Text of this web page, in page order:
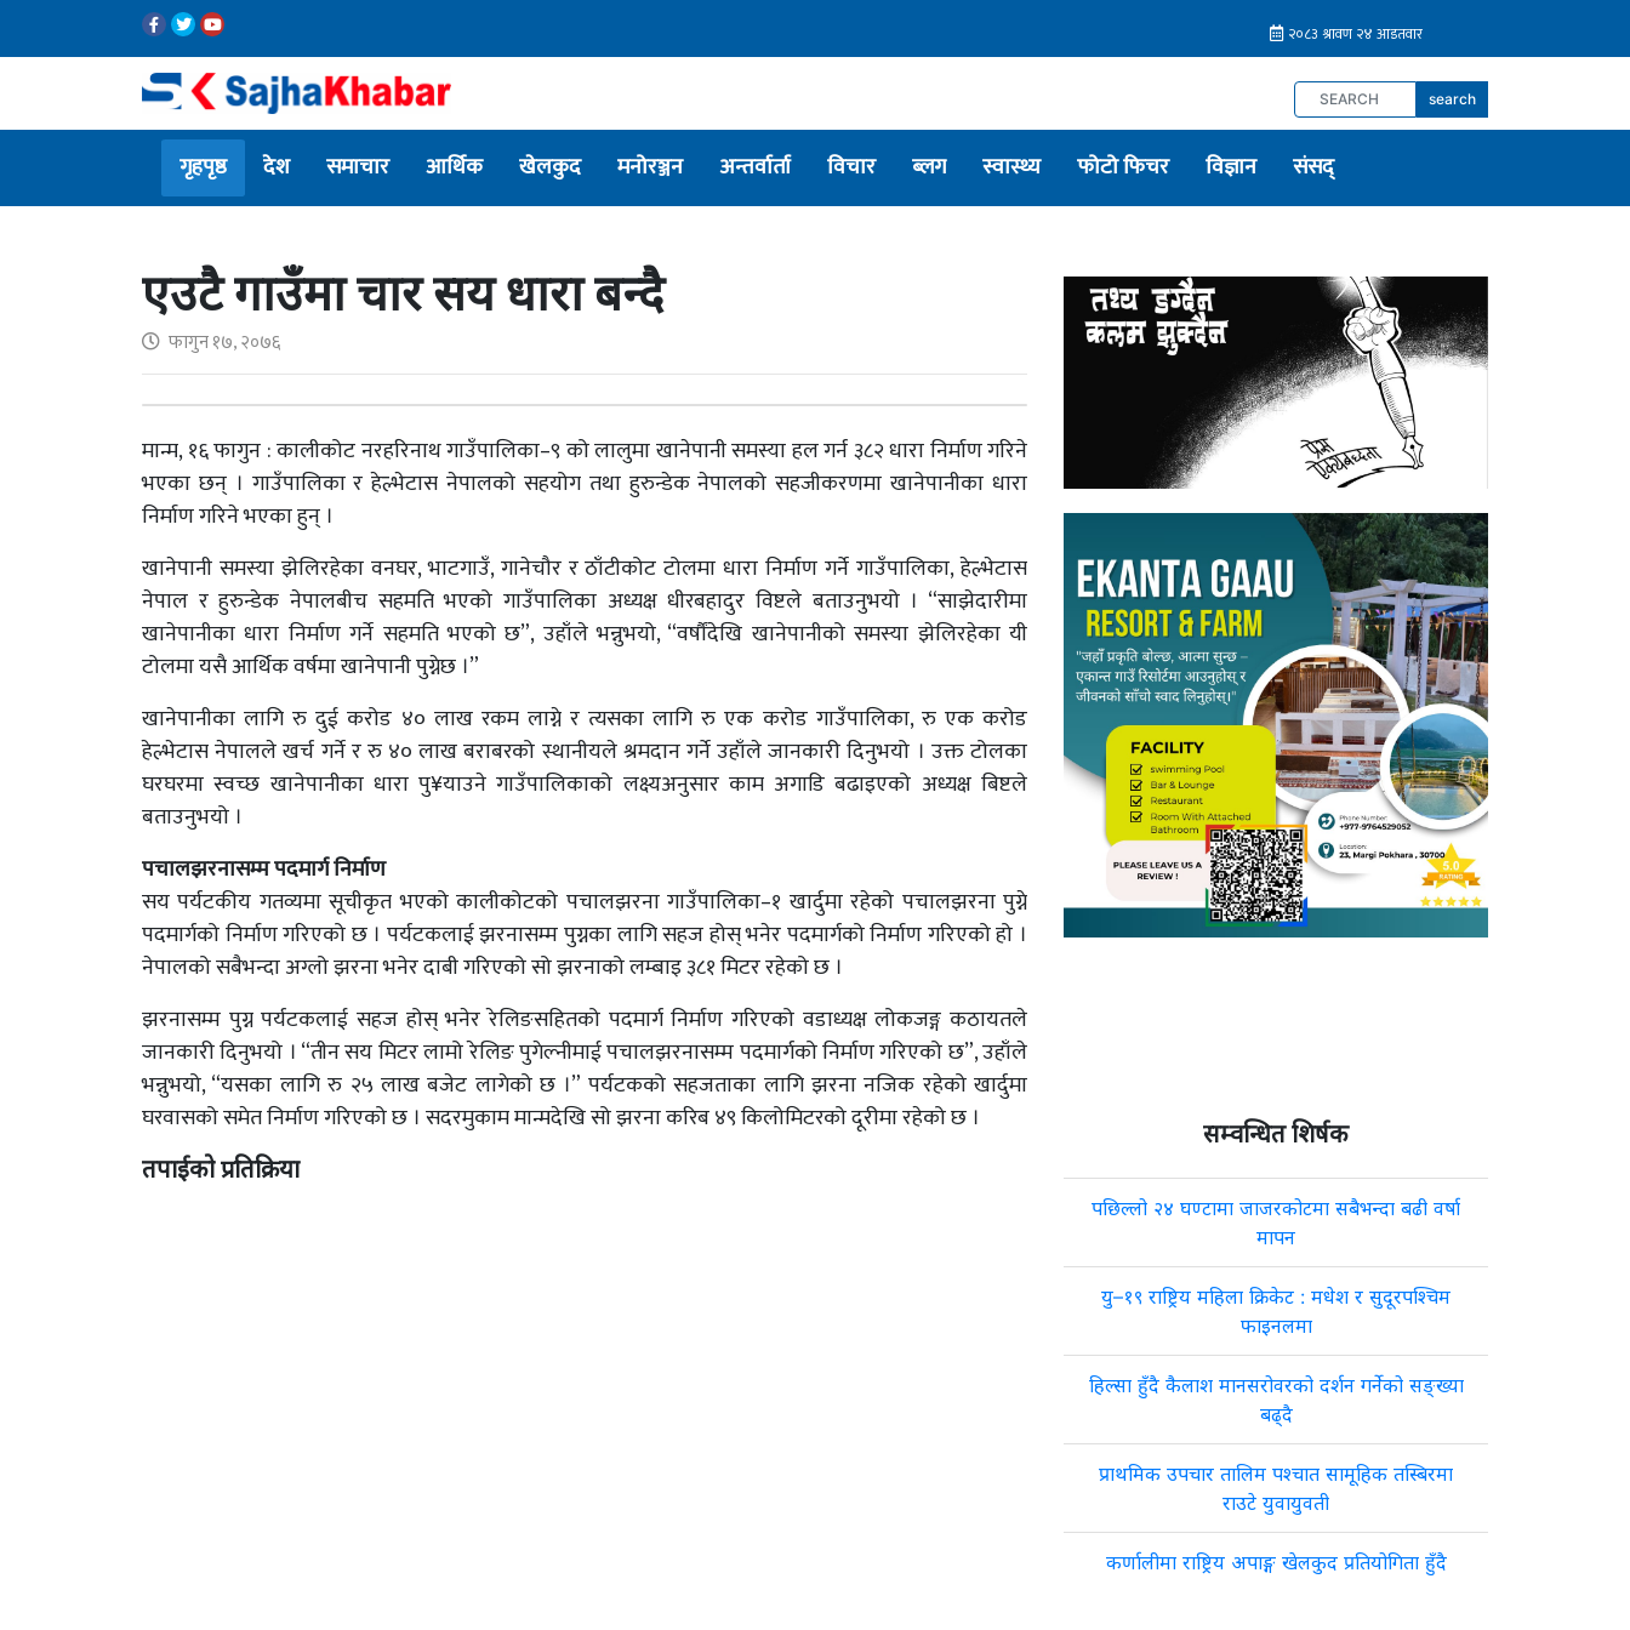
search
गृहपृष्ठ देश समाचार आर्थिक खेलकुद मनोरञ्जन अन्तर्वार्ता विचार ब्लग स्वास्थ्य फोटो फिचर विज्ञान संसद्
एउटै गाउँमा चार सय धारा बन्दै
फागुन १७, २०७६
मान्म, १६ फागुन : कालीकोट नरहरिनाथ गाउँपालिका–९ को लालुमा खानेपानी समस्या हल गर्न ३८२ धारा निर्माण गरिने
भएका छन् । गाउँपालिका र हेल्भेटास नेपालको सहयोग तथा हुरुन्डेक नेपालको सहजीकरणमा खानेपानीका धारा
निर्माण गरिने भएका हुन् ।
खानेपानी समस्या झेलिरहेका वनघर, भाटगाउँ, गानेचौर र ठाँटीकोट टोलमा धारा निर्माण गर्ने गाउँपालिका, हेल्भेटास
नेपाल र हुरुन्डेक नेपालबीच सहमति भएको गाउँपालिका अध्यक्ष धीरबहादुर विष्टले बताउनुभयो । “साझेदारीमा
खानेपानीका धारा निर्माण गर्ने सहमति भएको छ”, उहाँले भन्नुभयो, “वर्षौंदेखि खानेपानीको समस्या झेलिरहेका यी
टोलमा यसै आर्थिक वर्षमा खानेपानी पुग्नेछ ।”
खानेपानीका लागि रु दुई करोड ४० लाख रकम लाग्ने र त्यसका लागि रु एक करोड गाउँपालिका, रु एक करोड
हेल्भेटास नेपालले खर्च गर्ने र रु ४० लाख बराबरको स्थानीयले श्रमदान गर्ने उहाँले जानकारी दिनुभयो । उक्त टोलका
घरघरमा स्वच्छ खानेपानीका धारा पु¥याउने गाउँपालिकाको लक्ष्यअनुसार काम अगाडि बढाइएको अध्यक्ष बिष्टले
बताउनुभयो ।
पचालझरनासम्म पदमार्ग निर्माण
सय पर्यटकीय गतव्यमा सूचीकृत भएको कालीकोटको पचालझरना गाउँपालिका–१ खार्दुमा रहेको पचालझरना पुग्ने
पदमार्गको निर्माण गरिएको छ । पर्यटकलाई झरनासम्म पुग्नका लागि सहज होस् भनेर पदमार्गको निर्माण गरिएको हो ।
नेपालको सबैभन्दा अग्लो झरना भनेर दाबी गरिएको सो झरनाको लम्बाइ ३८१ मिटर रहेको छ ।
झरनासम्म पुग्न पर्यटकलाई सहज होस् भनेर रेलिङसहितको पदमार्ग निर्माण गरिएको वडाध्यक्ष लोकजङ्ग कठायतले
जानकारी दिनुभयो । “तीन सय मिटर लामो रेलिङ पुगेल्नीमाई पचालझरनासम्म पदमार्गको निर्माण गरिएको छ”, उहाँले
भन्नुभयो, “यसका लागि रु २५ लाख बजेट लागेको छ ।” पर्यटकको सहजताका लागि झरना नजिक रहेको खार्दुमा
घरवासको समेत निर्माण गरिएको छ । सदरमुकाम मान्मदेखि सो झरना करिब ४९ किलोमिटरको दूरीमा रहेको छ ।
तपाईको प्रतिक्रिया
सम्वन्धित शिर्षक
पछिल्लो २४ घण्टामा जाजरकोटमा सबैभन्दा बढी वर्षा
मापन
यु–१९ राष्ट्रिय महिला क्रिकेट : मधेश र सुदूरपश्चिम
फाइनलमा
हिल्सा हुँदै कैलाश मानसरोवरको दर्शन गर्नेको सङ्ख्या
बढ्दै
प्राथमिक उपचार तालिम पश्चात सामूहिक तस्बिरमा
राउटे युवायुवती
कर्णालीमा राष्ट्रिय अपाङ्ग खेलकुद प्रतियोगिता हुँदै